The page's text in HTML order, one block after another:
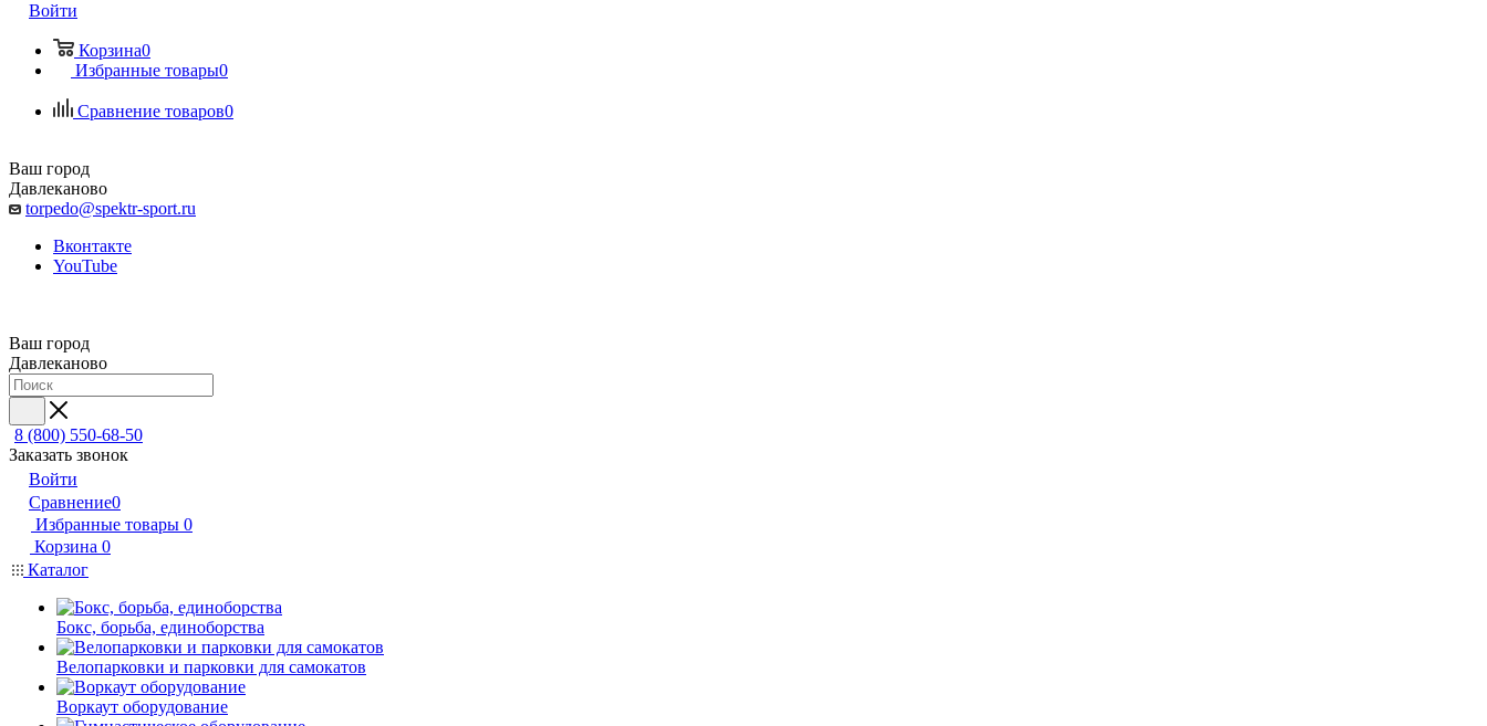
Войти
Корзина0
Избранные товары0
Сравнение товаров0
Ваш город
Давлеканово
torpedo@spektr-sport.ru
Вконтакте
YouTube
Ваш город
Давлеканово
8 (800) 550-68-50
Заказать звонок
Войти
Сравнение0
Избранные товары 0
Корзина 0
Каталог
Бокс, борьба, единоборства
Велопарковки и парковки для самокатов
Воркаут оборудование